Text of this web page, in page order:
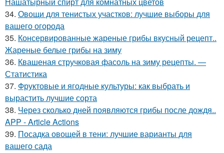
34. Овощи для тенистых участков: лучшие выборы для
вашего огорода
35. Консервированные жареные грибы вкусный рецепт..
Жареные белые грибы на зиму
36. Квашеная стручковая фасоль на зиму рецепты. —
Статистика
37. Фруктовые и ягодные культуры: как выбрать и
вырастить лучшие сорта
38. Через сколько дней появляются грибы после дождя..
APP - Article Actions
39. Посадка овощей в тени: лучшие варианты для
вашего сада